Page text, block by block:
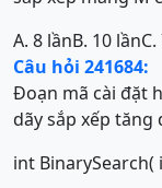
A. 8 lầnB. 10 lần
Câu hỏi 241684:
Đoạn mã cài đặt
dãy sắp xếp tăng
int